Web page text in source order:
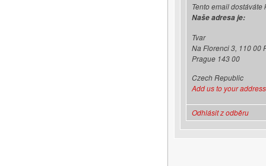
Tento email
Naše adresa je:
Tvar
Na Florenci 3, 110 00
Prague 143 00
Czech Republic
Add us to your
Odhlásit z odběru